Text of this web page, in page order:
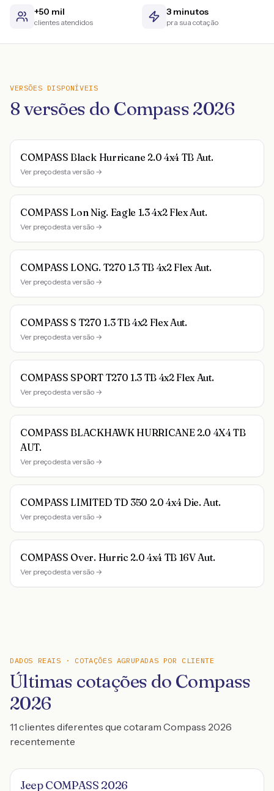
+50 mil
clientes atendidos
3 minutos
pra sua cotação
VERSÕES DISPONÍVEIS
8versões do Compass2026
COMPASS Black Hurricane 2.0 4x4 TB Aut.
Ver preço desta versão →
COMPASS Lon Nig. Eagle 1.3 4x2 Flex Aut.
Ver preço desta versão →
COMPASS LONG. T270 1.3 TB 4x2 Flex Aut.
Ver preço desta versão →
COMPASS S T270 1.3 TB 4x2 Flex Aut.
Ver preço desta versão →
COMPASS SPORT T270 1.3 TB 4x2 Flex Aut.
Ver preço desta versão →
COMPASS BLACKHAWK HURRICANE 2.0 4X4 TB
AUT.
Ver preço desta versão →
COMPASS LIMITED TD 350 2.0 4x4 Die. Aut.
Ver preço desta versão →
COMPASS Over. Hurric 2.0 4x4 TB 16V Aut.
Ver preço desta versão →
DADOS REAIS · COTAÇÕES AGRUPADAS POR CLIENTE
Últimas cotações do Compass
2026
11 clientes diferentes que cotaram Compass 2026
recentemente
Jeep COMPASS 2026